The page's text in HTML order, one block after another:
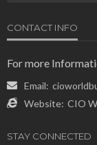
CONTACT INFO
For more
Email:
Website: CIO
STAY CONNECTED